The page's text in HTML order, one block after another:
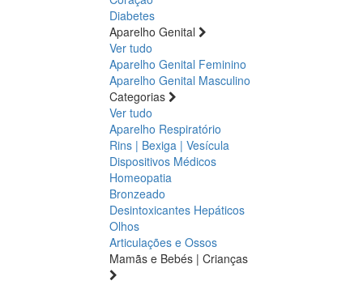
Diabetes
Aparelho Genital
Ver tudo
Aparelho Genital Feminino
Aparelho Genital Masculino
Categorias
Ver tudo
Aparelho Respiratório
Rins | Bexiga | Vesícula
Dispositivos Médicos
Homeopatia
Bronzeado
Desintoxicantes Hepáticos
Olhos
Articulações e Ossos
Mamãs e Bebés | Crianças